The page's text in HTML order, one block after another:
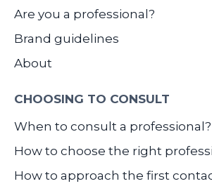
Are you a professional?
Brand guidelines
About
CHOOSING TO CONSULT
When to consult a professional?
How to choose the right
How to approach the first